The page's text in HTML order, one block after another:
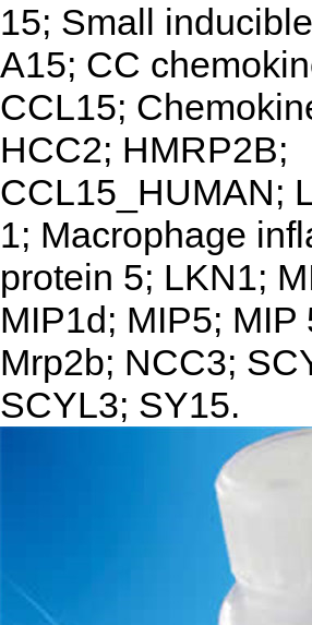
15; Small
A15; CC
CCL15;
HCC2; HMRP2B;
CCL15_HUMAN;
1; Macrophage
protein 5; LKN1;
MIP1d; MIP5; MIP
Mrp2b; NCC3;
SCYL3; SY15.